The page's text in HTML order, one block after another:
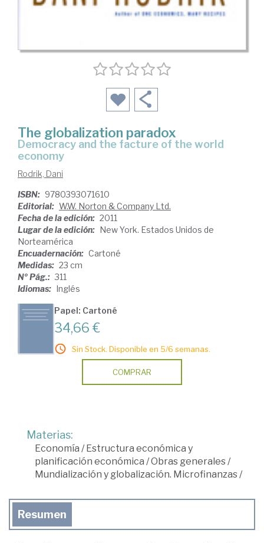
The globalization paradox
democracy and the facture of the world
economy
Rodrik, Dani
ISBN: 9780393071610
Editorial: W.W. Norton & Company Ltd.
Fecha de la edición: 2011
Lugar de la edición: New York. Estados Unidos de
Norteamérica
Encuadernación: Cartoné
Medidas: 23 cm
Nº Pág.: 311
Idiomas: Inglés
Papel: Cartoné
34,66 €
Sin Stock. Disponible en 5/6 semanas.
COMPRAR
Materias:
Economía /Estructura económica y
planificación económica /Obras generales/
Mundialización y globalización. Microfinanzas/
Resumen